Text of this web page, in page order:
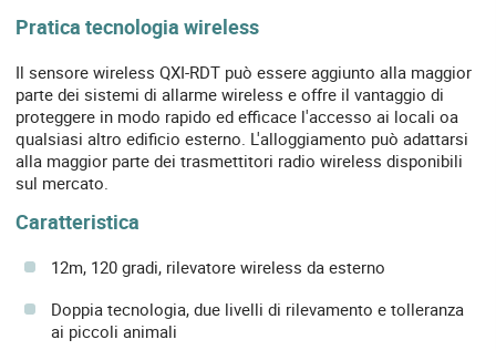
Pratica tecnologia wireless
Il sensore wireless QXI-RDT può essere aggiunto alla maggior
parte dei sistemi di allarme wireless e offre il vantaggio di
proteggere in modo rapido ed efficace l'accesso ai locali oa
qualsiasi altro edificio esterno. L'alloggiamento può adattarsi
alla maggior parte dei trasmettitori radio wireless disponibili
sul mercato.
Caratteristica
12m, 120 gradi, rilevatore wireless da esterno
Doppia tecnologia, due livelli di rilevamento e tolleranza
ai piccoli animali